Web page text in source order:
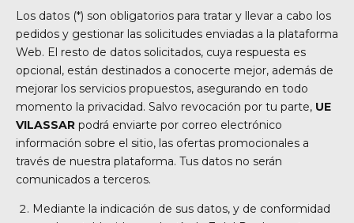
Los datos (*) son obligatorios para tratar y llevar a cabo los
pedidos y gestionar las solicitudes enviadas a la plataforma
Web. El resto de datos solicitados, cuya respuesta es
opcional, están destinados a conocerte mejor, además de
mejorar los servicios propuestos, asegurando en todo
momento la privacidad. Salvo revocación por tu parte, UE
VILASSAR podrá enviarte por correo electrónico
información sobre el sitio, las ofertas promocionales a
través de nuestra plataforma. Tus datos no serán
comunicados a terceros.
Mediante la indicación de sus datos, y de conformidad